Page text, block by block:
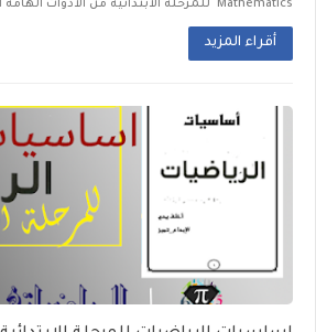
Mathematics للمرحلة الابتدائية من الأدوات الهامة التي تساعد الطلاب على ...
أقراء المزيد